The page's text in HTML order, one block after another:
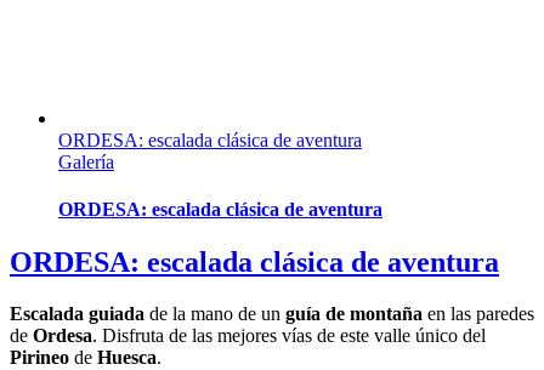
ORDESA: escalada clásica de aventura
Galería
ORDESA: escalada clásica de aventura
ORDESA: escalada clásica de aventura
Escalada guiada de la mano de un guía de montaña en las paredes
de Ordesa. Disfruta de las mejores vías de este valle único del
Pirineo de Huesca.